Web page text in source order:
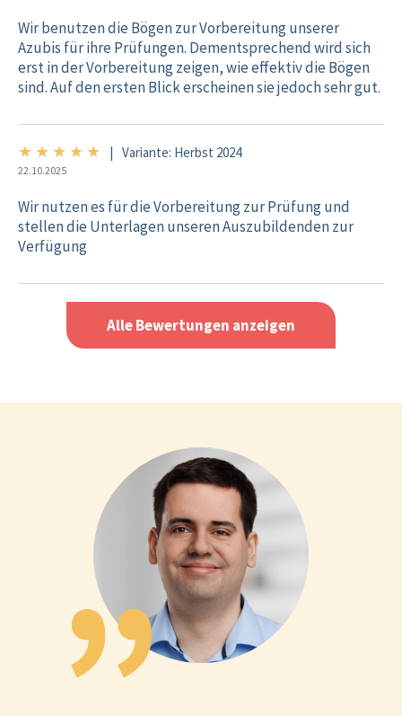
Wir benutzen die Bögen zur Vorbereitung unserer
Azubis für ihre Prüfungen. Dementsprechend wird sich
erst in der Vorbereitung zeigen, wie effektiv die Bögen
sind. Auf den ersten Blick erscheinen sie jedoch sehr gut.
★ ★ ★ ★ ★ 5/5 Variante: Herbst 2024
22.10.2025
Wir nutzen es für die Vorbereitung zur Prüfung und
stellen die Unterlagen unseren Auszubildenden zur
Verfügung
Alle Bewertungen anzeigen